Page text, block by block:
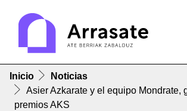
Inicio
Noticias
Asier Azkarate y el equipo Mondrate,
premios AKS